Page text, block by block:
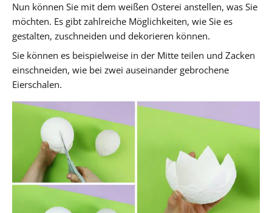
Nun können Sie mit dem weißen Osterei anstellen, was Sie
möchten. Es gibt zahlreiche Möglichkeiten, wie Sie es
gestalten, zuschneiden und dekorieren können.
Sie können es beispielweise in der Mitte teilen und Zacken
einschneiden, wie bei zwei auseinander gebrochene
Eierschalen.